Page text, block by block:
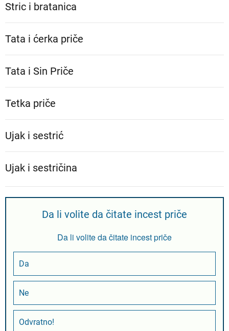
Stric i bratanica
Tata i ćerka priče
Tata i Sin Priče
Tetka priče
Ujak i sestrić
Ujak i sestričina
Da li volite da čitate incest priče
Da li volite da čitate incest priče
Da
Ne
Odvratno!